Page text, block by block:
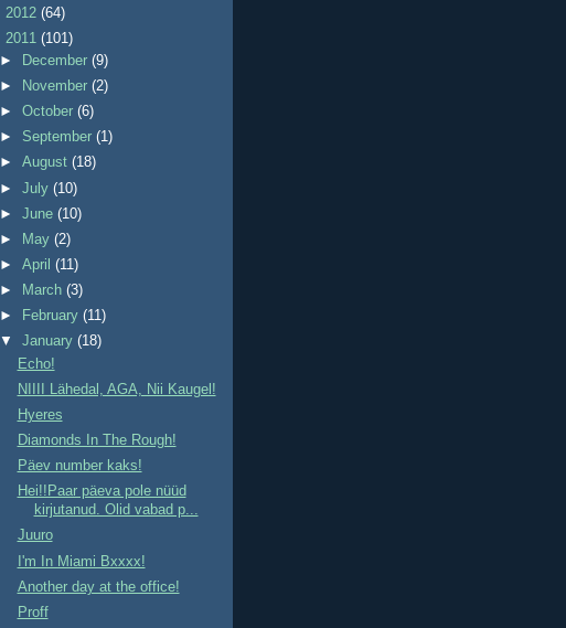
2012 (64)
2011 (101)
►
December(9)
►
November(2)
►October(6)
► September(1)
►August(18)
►July(10)
►June(10)
►
May(2)
►April(11)
►
March(3)
►
February(11)
▼January(18)
Echo!
NIIII Lähedal, AGA, Nii Kaugel!
Hyeres
Diamonds In The Rough!
Päev number kaks!
Hei!!Paar päeva pole nüüd
kirjutanud. Olid vabad p...
Juuro
I'm In Miami Bxxxx!
Another day at the office!
Proff